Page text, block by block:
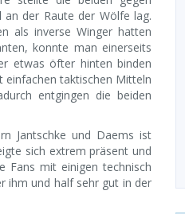
der Raute der Wölfe lag.
als inverse Winger hatten
konnte man einerseits
etwas öfter hinten binden
einfachen taktischen Mitteln
entgingen die beiden
Jantschke und Daems ist
sich extrem präsent und
Fans mit einigen technisch
ihm und half sehr gut in der